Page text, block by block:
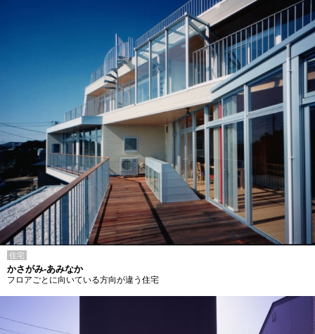
住宅
かさがみ-あみなか
フロアごとに向いている方向が違う住宅